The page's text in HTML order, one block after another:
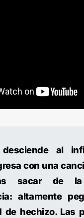
desciende al
con una
sacar de la
altamente
de hechizo. Las